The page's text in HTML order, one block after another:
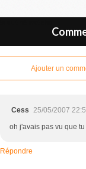
Ajouter un
Cess
25/05/2007
oh j'avais pas vu que
Répondre